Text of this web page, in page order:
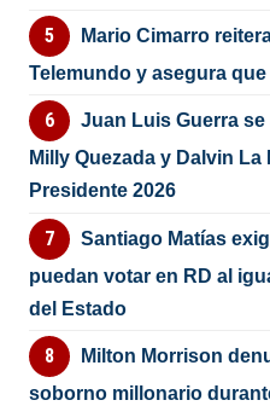
Mario Cimarro
Telemundo y asegura que
Juan Luis Guerra se
Milly Quezada y Dalvin La
Presidente 2026
Santiago Matías
puedan votar en RD al
del Estado
Milton Morrison
soborno millonario